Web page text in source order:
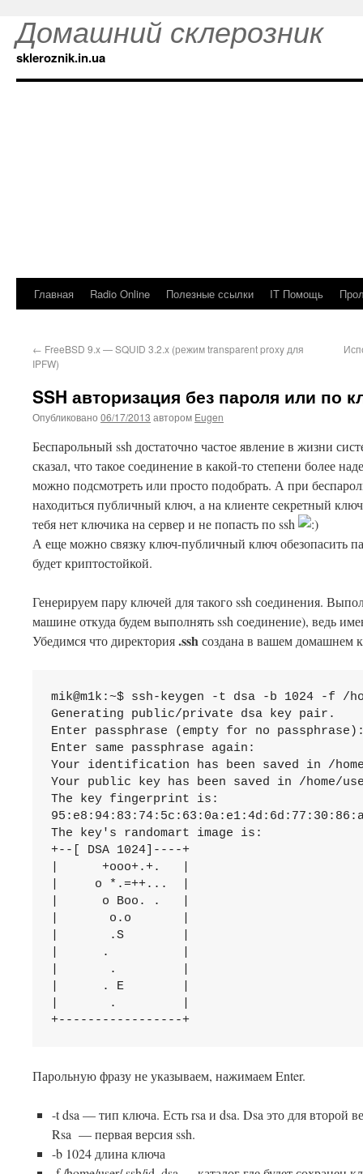
Домашний склерозник
skleroznik.in.ua
Главная Radio Online Полезные ссылки IT Помощь
← FreeBSD 9.x — SQUID 3.2.x (режим transparent proxy для
IPFW)
SSH авторизация без пароля или по
Опубликовано 06/17/2013 автором Eugen
Беспарольный ssh достаточно частое явление в жизни
сказал, что такое соединение в какой-то степени более
можно подсмотреть или просто подобрать. А при
находиться публичный ключ, а на клиенте секретный
тебя нет ключика на сервер и не попасть по ssh
А еще можно связку ключ-публичный ключ обезопасить
будет криптостойкой.
Генерируем пару ключей для такого ssh соединения.
машине откуда будем выполнять ssh соединение), ведь
Убедимся что директория.sshсоздана в вашем домашнем
mik@m1k:~$ ssh-keygen -t dsa -b 1024 -f /
Generating public/private dsa key pair.
Enter passphrase (empty for no
Enter same passphrase again:
Your identification has been saved in /
Your public key has been saved in /home/
The key fingerprint is:
The key's randomart image is:
+--[ DSA 1024]----+
|      +ooo+.+.   |
|     o *.=++...  |
|      o Boo. .   |
|       o.o       |
|       .S        |
|      .          |
|       .         |
|      . E        |
|       .         |
+-----------------+
Парольную фразу не указываем, нажимаем Enter.
-t dsa — тип ключа. Есть rsa и dsa. Dsa это для второй
Rsa — первая версия ssh.
-b 1024 длина ключа